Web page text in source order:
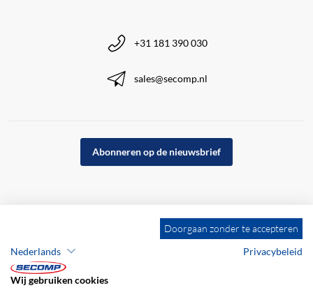
+31 181 390 030
sales@secomp.nl
Abonneren op de nieuwsbrief
Doorgaan zonder te accepteren
Nederlands
Privacybeleid
Wij gebruiken cookies